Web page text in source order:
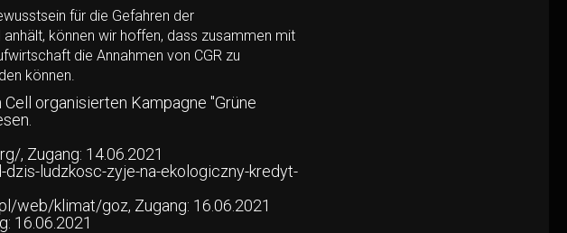
für die Gefahren der
können wir hoffen, dass zusammen mit
die Annahmen von CGR zu
können.
organisierten Kampagne "Grüne
, Zugang: 14.06.2021
ludzkosc-zyje-na-ekologiczny-kredyt-
web/klimat/goz, Zugang: 16.06.2021
16.06.2021